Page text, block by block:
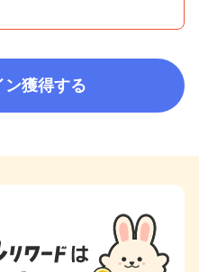
ン獲得する